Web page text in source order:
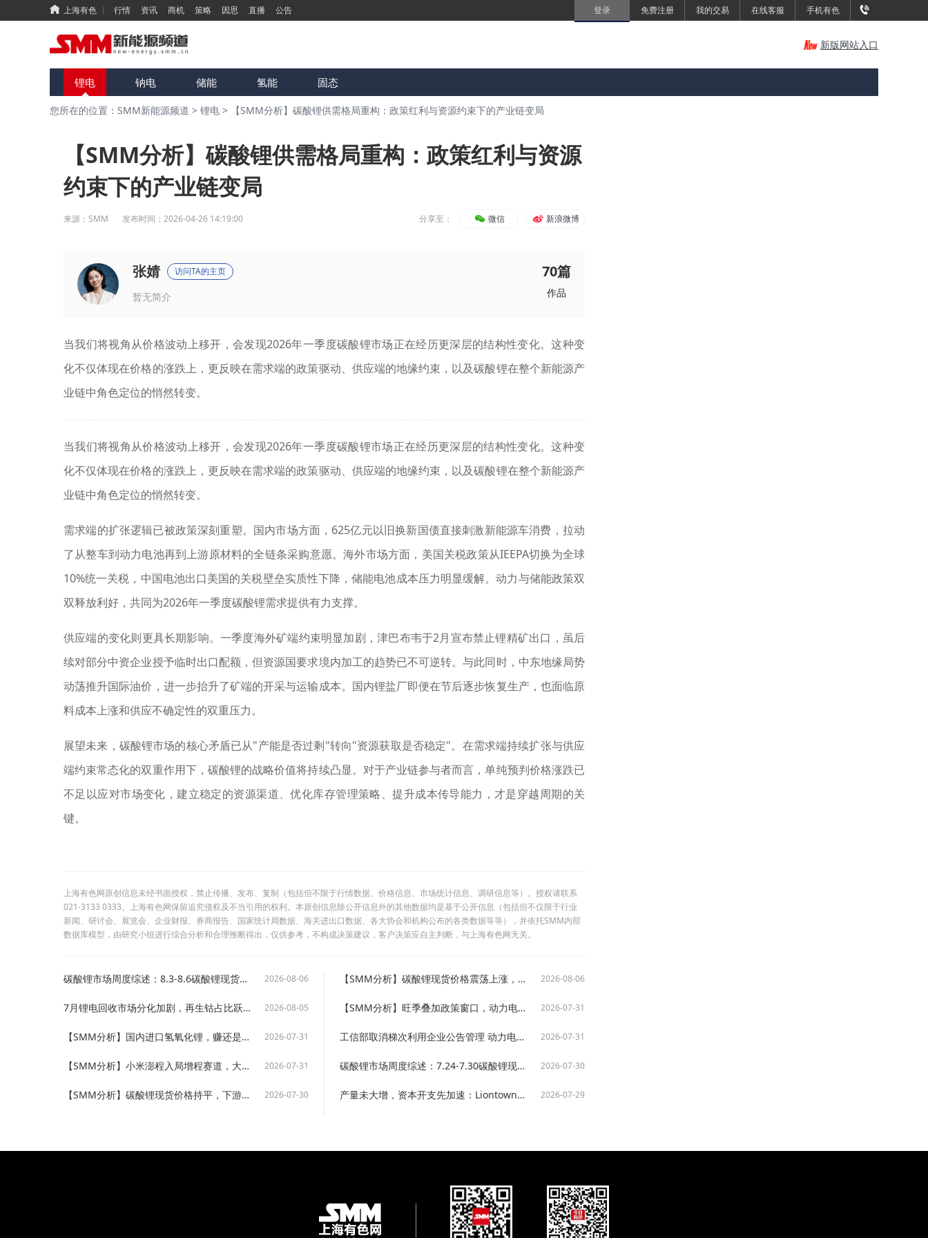
上海有色 行情 资讯 商机 策略 因思 直播 公告 登录 免费注册 我的交易 在线客服 手机有色
新版网站入口
锂电 钠电 储能 氢能 固态
您所在的位置：SMM新能源频道 > 锂电 > 【SMM分析】碳酸锂供需格局重构：政策红利与资源约束下的产业链变局
【SMM分析】碳酸锂供需格局重构：政策红利与资源
约束下的产业链变局
来源： SMM 发布时间： 2026-04-26 14:19:00 分享至： 微信 新浪微博
张婧 访问TA的主页
暂无简介
70篇
作品
当我们将视角从价格波动上移开，会发现2026年一季度碳酸锂市场正在经历更深层的结构性变化。这种变
化不仅体现在价格的涨跌上，更反映在需求端的政策驱动、供应端的地缘约束，以及碳酸锂在整个新能源产
业链中角色定位的悄然转变。
当我们将视角从价格波动上移开，会发现2026年一季度碳酸锂市场正在经历更深层的结构性变化。这种变
化不仅体现在价格的涨跌上，更反映在需求端的政策驱动、供应端的地缘约束，以及碳酸锂在整个新能源产
业链中角色定位的悄然转变。
需求端的扩张逻辑已被政策深刻重塑。国内市场方面，625亿元以旧换新国债直接刺激新能源车消费，拉动
了从整车到动力电池再到上游原材料的全链条采购意愿。海外市场方面，美国关税政策从IEEPA切换为全球
10%统一关税，中国电池出口美国的关税壁垒实质性下降，储能电池成本压力明显缓解。动力与储能政策双
双释放利好，共同为2026年一季度碳酸锂需求提供有力支撑。
供应端的变化则更具长期影响。一季度海外矿端约束明显加剧，津巴布韦于2月宣布禁止锂精矿出口，虽后
续对部分中资企业授予临时出口配额，但资源国要求境内加工的趋势已不可逆转。与此同时，中东地缘局势
动荡推升国际油价，进一步抬升了矿端的开采与运输成本。国内锂盐厂即便在节后逐步恢复生产，也面临原
料成本上涨和供应不确定性的双重压力。
展望未来，碳酸锂市场的核心矛盾已从"产能是否过剩"转向"资源获取是否稳定"。在需求端持续扩张与供应
端约束常态化的双重作用下，碳酸锂的战略价值将持续凸显。对于产业链参与者而言，单纯预判价格涨跌已
不足以应对市场变化，建立稳定的资源渠道、优化库存管理策略、提升成本传导能力，才是穿越周期的关
键。
上海有色网原创信息未经书面授权，禁止传播、发布、复制（包括但不限于行情数据、价格信息、市场统计信息、调研信息等）。授权请联系
021-3133 0333。上海有色网保留追究侵权及不当引用的权利。本原创信息除公开信息外的其他数据均是基于公开信息（包括但不仅限于行业
新闻、研讨会、展览会、企业财报、券商报告、国家统计局数据、海关进出口数据、各大协会和机构公布的各类数据等等），并依托SMM内部
数据库模型，由研究小组进行综合分析和合理推断得出，仅供参考，不构成决策建议，客户决策应自主判断，与上海有色网无关。
碳酸锂市场周度综述：8.3-8.6碳酸锂现货价格价格中枢较上周小幅下移【SMM周评】 2026-08-06 【SMM分析】碳酸锂现货价格震荡上涨，下游持续按需逢低采购 2026-08-06
7月锂电回收市场分化加剧，再生钴占比跃升41%成供给端最大变量【SMM分析】 2026-08-05 【SMM分析】旺季叠加政策窗口，动力电芯产出显著增长，9月后增速或回落 2026-07-31
【SMM分析】国内进口氢氧化锂，赚还是亏？ 2026-07-31 工信部取消梯次利用企业公告管理 动力电池回收监管再升级【SMM分析】 2026-07-31
【SMM分析】小米澎程入局增程赛道，大电池策略重塑三元电池需求预期 2026-07-31 碳酸锂市场周度综述：7.24-7.30碳酸锂现货价格价格中枢较上周小幅上移【SMM周评】 2026-07-30
【SMM分析】碳酸锂现货价格持平，下游持续按需逢低采购 2026-07-30 产量未大增，资本开支先加速：Liontown正在释放什么锂供应信号？【SMM分析】 2026-07-29